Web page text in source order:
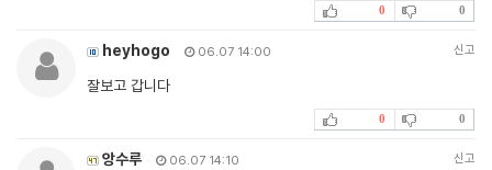
0 0
heyhogo 06.07 14:00 신고
잘보고 갑니다
0 0
앙수루 06.07 14:10 신고